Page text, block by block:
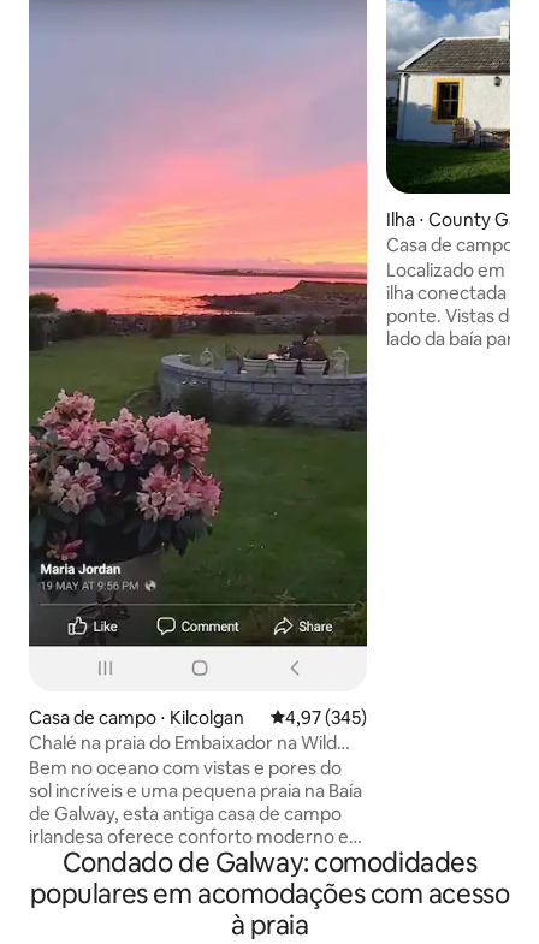
Casa de campo ⋅ Kilcolgan 4,97 de uma avaliação média de
4,97 (345)
Chalé na praia do Embaixador na Wild
Atlantic Way
Bem no oceano com vistas e pores do
sol incríveis e uma pequena praia na Baía
de Galway, esta antiga casa de campo
irlandesa oferece conforto moderno e
charme do velho mundo, tranquilo e
aconchegante no Wild Atlantic Way,
perto da cidade de Galway, das Falésias
de Moher, Galway Crystal, Burren
Ilha ⋅ County
Casa de campo
Galway à beira-
Localizado em um
ilha conectada
ponte. Vistas
lado da baía para
Condado de Galway: comodidades
populares em acomodações com acesso
à praia